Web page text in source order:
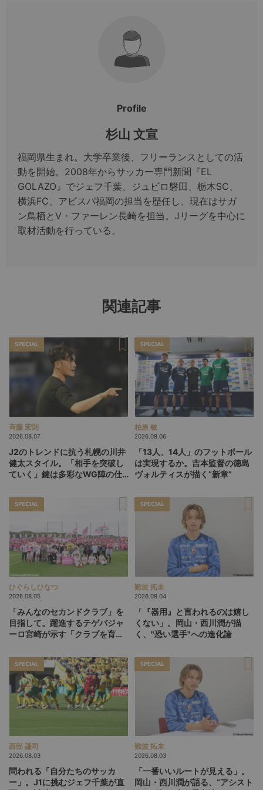
Profile
杉山 文宣
福岡県生まれ。大学卒業後、フリーランスとしての活
動を開始。2008年からサッカー専門新聞『EL
GOLAZO』でジェフ千葉、ジュビロ磐田、栃木SC、
横浜FC、アビスパ福岡の担当を歴任し、現在はサガ
ン鳥栖とV・ファーレン長崎を担当。Jリーグを中心に
取材活動を行っている。
関連記事
SPECIAL
斉藤 宏則
2026.08.07
J2のトレンドに抗う札幌の川井
健太スタイル。「相手を突破し
ていく」鍵は多彩なWG陣の仕
SPECIAL
柏原 敏
2026.08.06
「13人、14人」のフットボール
は実現するか。吉本監督の徳島
ヴォルティスが描く“新章”
SPECIAL
ひぐらしひなつ
2026.08.05
「みんなのセカンドクラブ」を
目指して。躍進するテゲバジャ
ーロ宮崎が示す「クラブを育て
SPECIAL
難波 拓未
2026.08.04
「『器用』と言われるのは嬉し
くない」。岡山・西川潤が描
く、"恐い選手"への進化論
SPECIAL
西部 謙司
2026.08.03
問われる「自分たちのサッカ
ー」。J1に挑むジェフ千葉が直
SPECIAL
難波 拓未
2026.08.03
「一番いいルートが見える」。
岡山・西川潤が語る、“アシスト